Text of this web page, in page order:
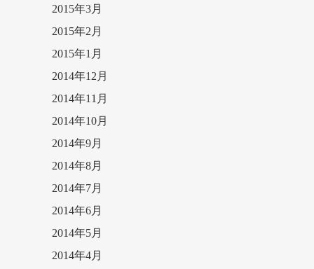
2015年3月
2015年2月
2015年1月
2014年12月
2014年11月
2014年10月
2014年9月
2014年8月
2014年7月
2014年6月
2014年5月
2014年4月